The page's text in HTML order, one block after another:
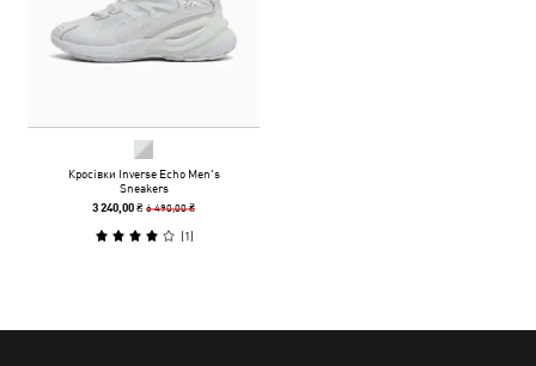
Кросівки Inverse Echo Men's
Sneakers
3 240,00 ₴6 490,00 ₴
(1)